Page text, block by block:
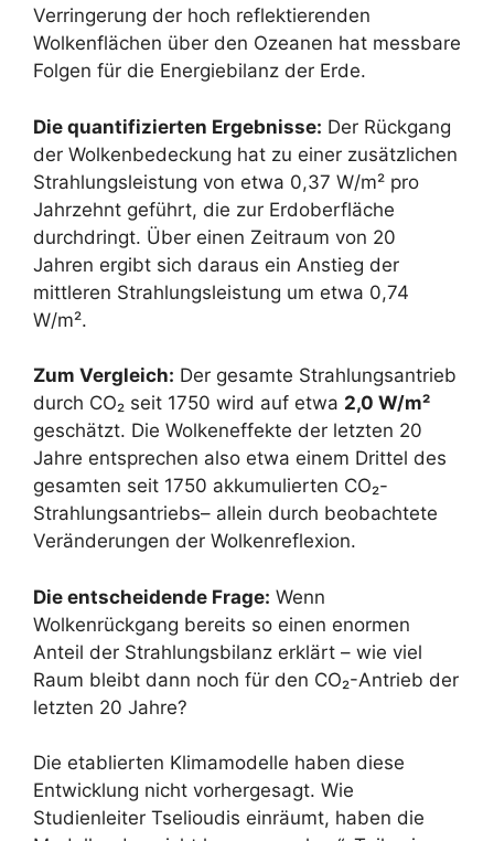
Verringerung der hoch reflektierenden
Wolkenflächen über den Ozeanen hat messbare
Folgen für die Energiebilanz der Erde.
Die quantifizierten Ergebnisse: Der Rückgang
der Wolkenbedeckung hat zu einer zusätzlichen
Strahlungsleistung von etwa 0,37 W/m² pro
Jahrzehnt geführt, die zur Erdoberfläche
durchdringt. Über einen Zeitraum von 20
Jahren ergibt sich daraus ein Anstieg der
mittleren Strahlungsleistung um etwa 0,74
W/m².
Zum Vergleich: Der gesamte Strahlungsantrieb
durch CO₂ seit 1750 wird auf etwa 2,0 W/m²
geschätzt. Die Wolkeneffekte der letzten 20
Jahre entsprechen also etwa einem Drittel des
gesamten seit 1750 akkumulierten CO₂-
Strahlungsantriebs– allein durch beobachtete
Veränderungen der Wolkenreflexion.
Die entscheidende Frage: Wenn
Wolkenrückgang bereits so einen enormen
Anteil der Strahlungsbilanz erklärt – wie viel
Raum bleibt dann noch für den CO₂-Antrieb der
letzten 20 Jahre?
Die etablierten Klimamodelle haben diese
Entwicklung nicht vorhergesagt. Wie
Studienleiter Tselioudis einräumt, haben die